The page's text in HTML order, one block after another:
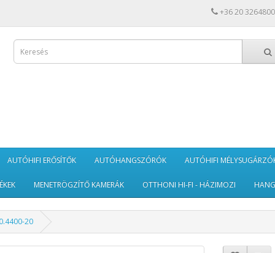
+36 20 3264800
AUTÓHIFI ERŐSÍTŐK AUTÓHANGSZÓRÓK AUTÓHIFI
MENETRÖGZÍTŐ KAMERÁK OTTHONI HI-FI - HÁZIMOZI
20